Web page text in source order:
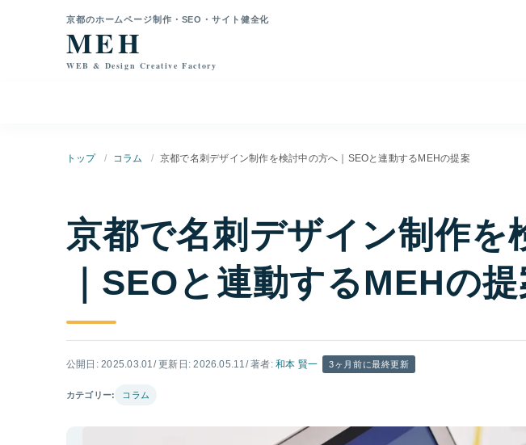
京都のホームページ制作・SEO・サイト健全化
MEH
WEB & Design Creative Factory
トップ コラム 京都で名刺デザイン制作を検討中の方へ｜SEOと連動するMEHの提案
京都で名刺デザイン制作を
｜SEOと連動するMEHの
公開日: 2025.03.01 / 更新日: 2026.05.11 / 著者:和本 賢一 3ヶ月前に最終更新
カテゴリー: コラム